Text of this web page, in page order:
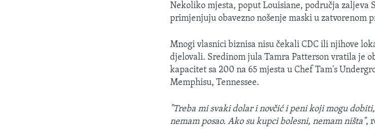
Nekoliko mjesta, poput Louisiane, područja zaljeva
primjenjuju obavezno nošenje maski u zatvorenom
Mnogi vlasnici biznisa nisu čekali CDC ili njihove
djelovali. Sredinom jula Tamra Patterson vratila je
kapacitet sa 200 na 65 mjesta u Chef Tam's
Memphisu, Tennessee.
"Treba mi svaki dolar i novčić i peni koji mogu
nemam posao. Ako su kupci bolesni, nemam ništa",